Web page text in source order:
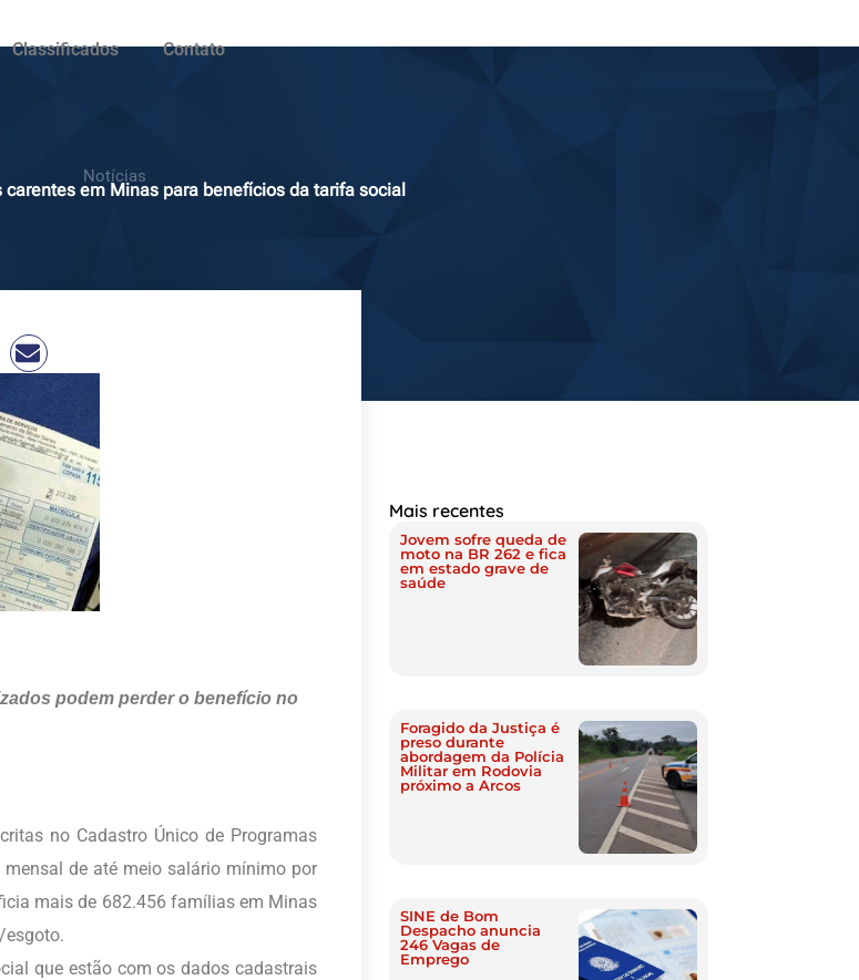
Classificados Contato
Notícias
em Minas para benefícios da tarifa social
podem perder o benefício no
no Cadastro Único de Programas
de até meio salário mínimo por
mais de 682.456 famílias em Minas
esgoto.
que estão com os dados cadastrais
Mais recentes
Jovem sofre queda de
moto na BR 262 e fica
em estado grave de
saúde
Foragido da Justiça é
preso durante
abordagem da Polícia
Militar em Rodovia
próximo a Arcos
SINE de Bom
Despacho anuncia
246 Vagas de
Emprego